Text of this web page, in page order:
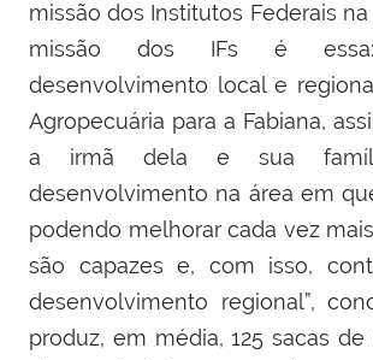
missão dos Institutos Federais na
missão dos IFs é essa:
desenvolvimento local e
Agropecuária para a Fabiana,
a irmã dela e sua
desenvolvimento na área em
podendo melhorar cada vez
são capazes e, com isso,
desenvolvimento regional”,
produz, em média, 125 sacas